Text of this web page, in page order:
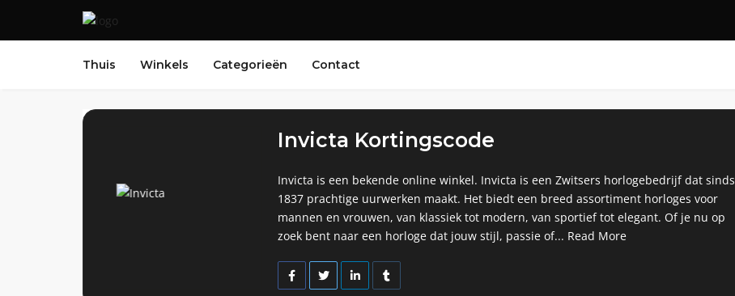
Thuis Winkels Categorieën Contact
Invicta Kortingscode
Invicta is een bekende online winkel. Invicta is een Zwitsers horlogebedrijf dat sinds
1837 prachtige uurwerken maakt. Het biedt een breed assortiment horloges voor
mannen en vrouwen, van klassiek tot modern, van sportief tot elegant. Of je nu op
zoek bent naar een horloge dat jouw stijl, passie of... Read More